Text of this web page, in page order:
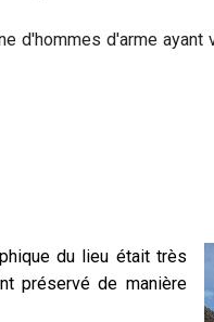
d'hommes d'arme ayant
du lieu était très
préservé de manière